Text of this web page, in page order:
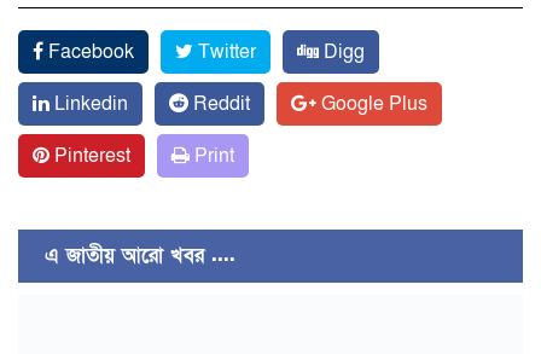
Facebook Twitter
Digg
Linkedin
Reddit
Google Plus
Pinterest
Print
এ জাতীয় আরো খবর ....